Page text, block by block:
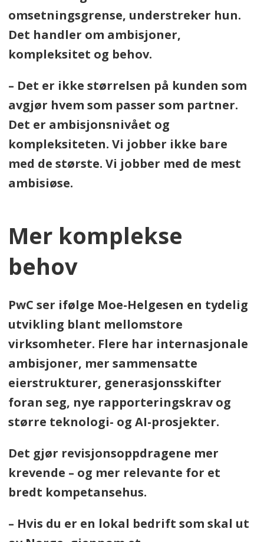
omsetningsgrense, understreker hun.
Det handler om ambisjoner,
kompleksitet og behov.
– Det er ikke størrelsen på kunden som
avgjør hvem som passer som partner.
Det er ambisjonsnivået og
kompleksiteten. Vi jobber ikke bare
med de største. Vi jobber med de mest
ambisiøse.
Mer komplekse
behov
PwC ser ifølge Moe-Helgesen en tydelig
utvikling blant mellomstore
virksomheter. Flere har internasjonale
ambisjoner, mer sammensatte
eierstrukturer, generasjonsskifter
foran seg, nye rapporteringskrav og
større teknologi- og AI-prosjekter.
Det gjør revisjonsoppdragene mer
krevende – og mer relevante for et
bredt kompetansehus.
– Hvis du er en lokal bedrift som skal ut